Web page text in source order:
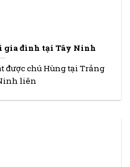
gia đình tại Tây Ninh
được chú Hùng tại Trảng
liên